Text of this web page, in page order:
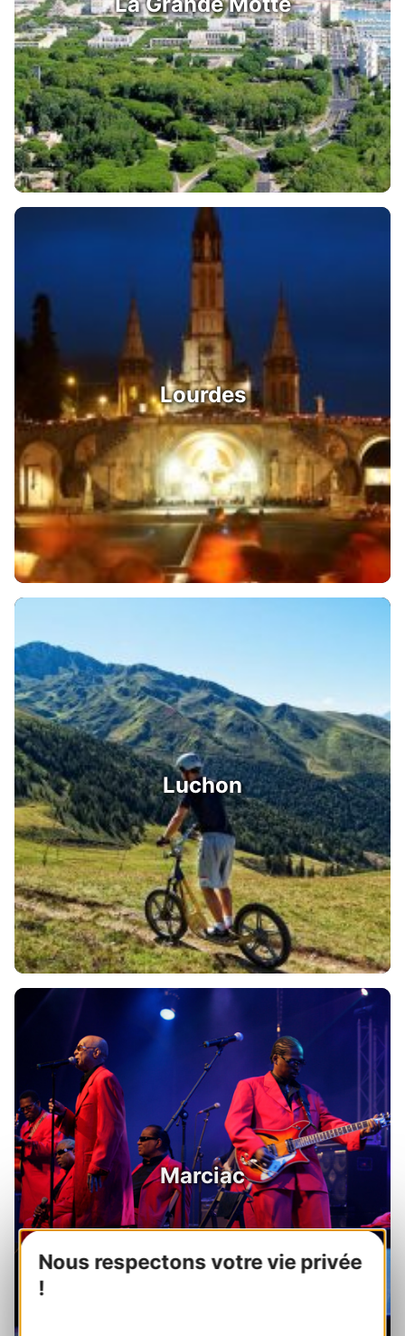
Nous respectons votre vie privée
!
Lourdes
Luchon
Marciac